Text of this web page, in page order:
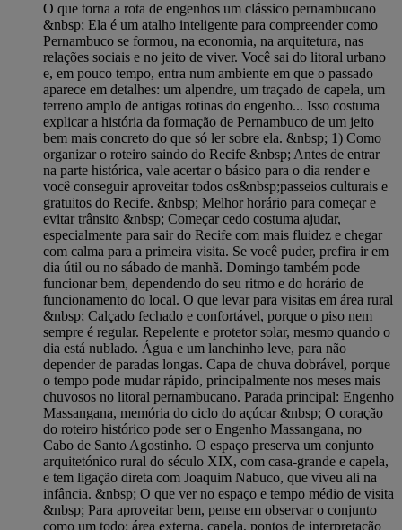
O que torna a rota de engenhos um clássico pernambucano
&nbsp; Ela é um atalho inteligente para compreender como
Pernambuco se formou, na economia, na arquitetura, nas
relações sociais e no jeito de viver. Você sai do litoral urbano
e, em pouco tempo, entra num ambiente em que o passado
aparece em detalhes: um alpendre, um traçado de capela, um
terreno amplo de antigas rotinas do engenho... Isso costuma
explicar a história da formação de Pernambuco de um jeito
bem mais concreto do que só ler sobre ela. &nbsp; 1) Como
organizar o roteiro saindo do Recife &nbsp; Antes de entrar
na parte histórica, vale acertar o básico para o dia render e
você conseguir aproveitar todos os&nbsp;passeios culturais e
gratuitos do Recife. &nbsp; Melhor horário para começar e
evitar trânsito &nbsp; Começar cedo costuma ajudar,
especialmente para sair do Recife com mais fluidez e chegar
com calma para a primeira visita. Se você puder, prefira ir em
dia útil ou no sábado de manhã. Domingo também pode
funcionar bem, dependendo do seu ritmo e do horário de
funcionamento do local. O que levar para visitas em área rural
&nbsp; Calçado fechado e confortável, porque o piso nem
sempre é regular. Repelente e protetor solar, mesmo quando o
dia está nublado. Água e um lanchinho leve, para não
depender de paradas longas. Capa de chuva dobrável, porque
o tempo pode mudar rápido, principalmente nos meses mais
chuvosos no litoral pernambucano. Parada principal: Engenho
Massangana, memória do ciclo do açúcar &nbsp; O coração
do roteiro histórico pode ser o Engenho Massangana, no
Cabo de Santo Agostinho. O espaço preserva um conjunto
arquitetónico rural do século XIX, com casa-grande e capela,
e tem ligação direta com Joaquim Nabuco, que viveu ali na
infância. &nbsp; O que ver no espaço e tempo médio de visita
&nbsp; Para aproveitar bem, pense em observar o conjunto
como um todo: área externa, capela, pontos de interpretação